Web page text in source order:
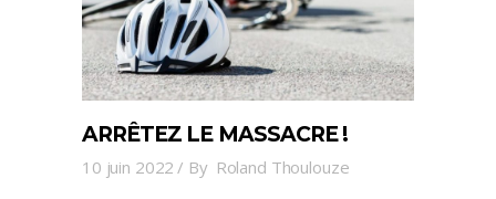
ARRÊTEZ LE MASSACRE !
10 juin 2022 By Roland Thoulouze